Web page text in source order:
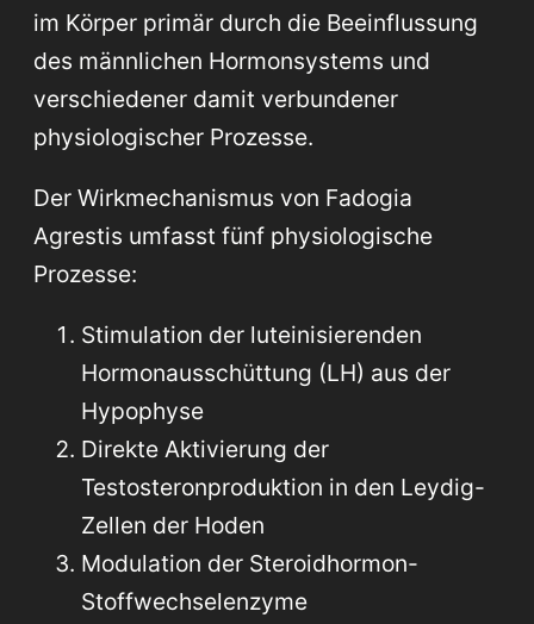
im Körper primär durch die Beeinflussung
des männlichen Hormonsystems und
verschiedener damit verbundener
physiologischer Prozesse.
Der Wirkmechanismus von Fadogia
Agrestis umfasst fünf physiologische
Prozesse:
Stimulation der luteinisierenden
Hormonausschüttung (LH) aus der
Hypophyse
Direkte Aktivierung der
Testosteronproduktion in den Leydig-
Zellen der Hoden
Modulation der Steroidhormon-
Stoffwechselenzyme